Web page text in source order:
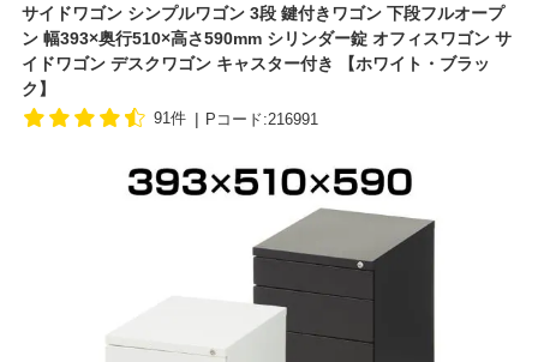
サイドワゴン シンプルワゴン 3段 鍵付きワゴン 下段フルオープ
ン 幅393×奥行510×高さ590mm シリンダー錠 オフィスワゴン サ
イドワゴン デスクワゴン キャスター付き 【ホワイト・ブラッ
ク】
91件 Pコード:216991